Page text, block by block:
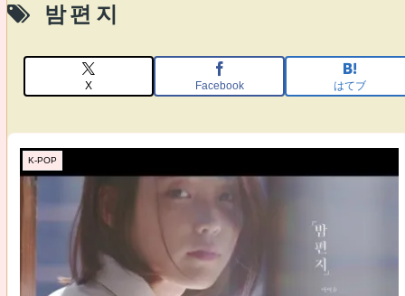
밤편지
X Facebook はてブ
K-POP